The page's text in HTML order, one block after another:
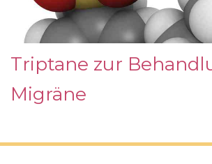
Triptane zur
Migräne